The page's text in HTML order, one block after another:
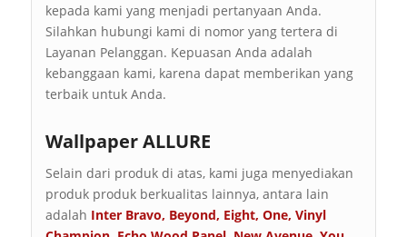
kepada kami yang menjadi pertanyaan Anda.
Silahkan hubungi kami di nomor yang tertera di
Layanan Pelanggan. Kepuasan Anda adalah
kebanggaan kami, karena dapat memberikan yang
terbaik untuk Anda.
Wallpaper ALLURE
Selain dari produk di atas, kami juga menyediakan
produk produk berkualitas lainnya, antara lain
adalah Inter Bravo, Beyond, Eight, One, Vinyl